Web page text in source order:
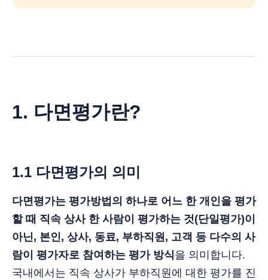
1. 다면평가란?
1.1 다면평가의 의미
다면평가는 평가방법의 하나로 어느 한 개인을 평가
할 때 직속 상사 한 사람이 평가하는 것(단일평가)이
아닌, 본인, 상사, 동료, 부하직원, 고객 등 다수의 사
람이 평가자로 참여하는 평가 방식을 의미합니다.
국내에서는 직속 상사가 부하직원에 대한 평가를 진